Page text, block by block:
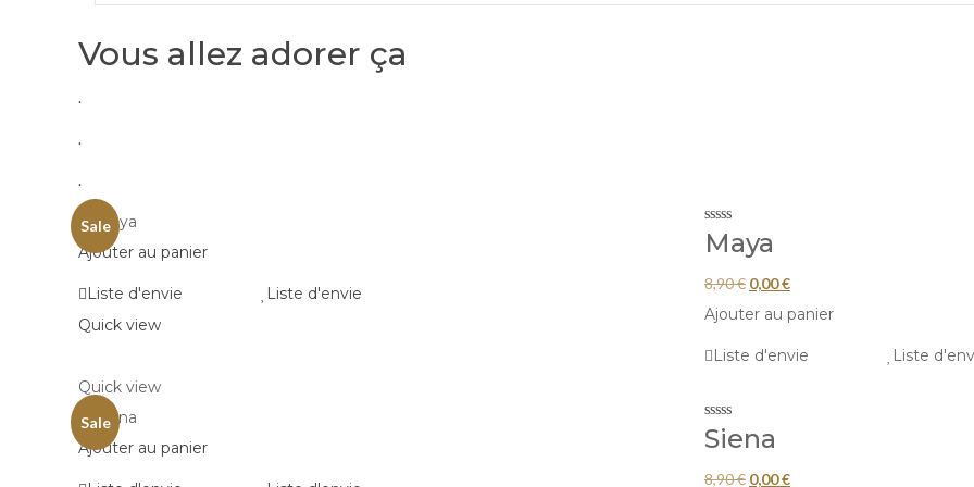
Vous allez adorer ça
.
.
.
Sale
Ajouter au panier
Liste d'envie
Liste d'envie
Quick view
Maya
8,90€ Le
prix
0,00€Le
prix
Ajouter au panier
Liste d'envie
Liste
Quick view
Sale
Ajouter au panier Siena
8,90€ Le
0,00€Le